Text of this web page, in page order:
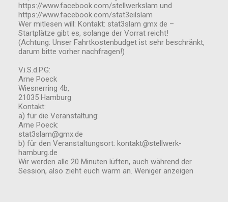
https://www.facebook.com/stellwerkslam und
https://www.facebook.com/stat3eilslam
Wer mitlesen will: Kontakt: stat3slam gmx de –
Startplätze gibt es, solange der Vorrat reicht!
(Achtung: Unser Fahrtkostenbudget ist sehr beschränkt,
darum bitte vorher nachfragen!)
…
V.i.S.d.P.G:
Arne Poeck
Wiesnerring 4b,
21035 Hamburg
Kontakt:
a) für die Veranstaltung:
Arne Poeck:
stat3slam@gmx.de
b) für den Veranstaltungsort: kontakt@stellwerk-
hamburg.de
Wir werden alle 20 Minuten lüften, auch während der
Session, also zieht euch warm an. Weniger anzeigen